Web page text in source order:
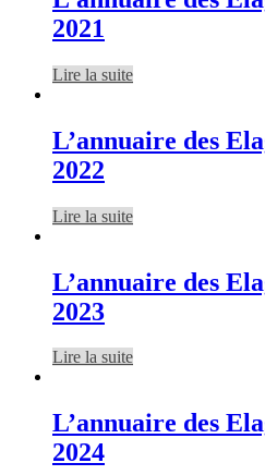
2021
Lire la suite
L’annuaire des
2022
Lire la suite
L’annuaire des
2023
Lire la suite
L’annuaire des
2024